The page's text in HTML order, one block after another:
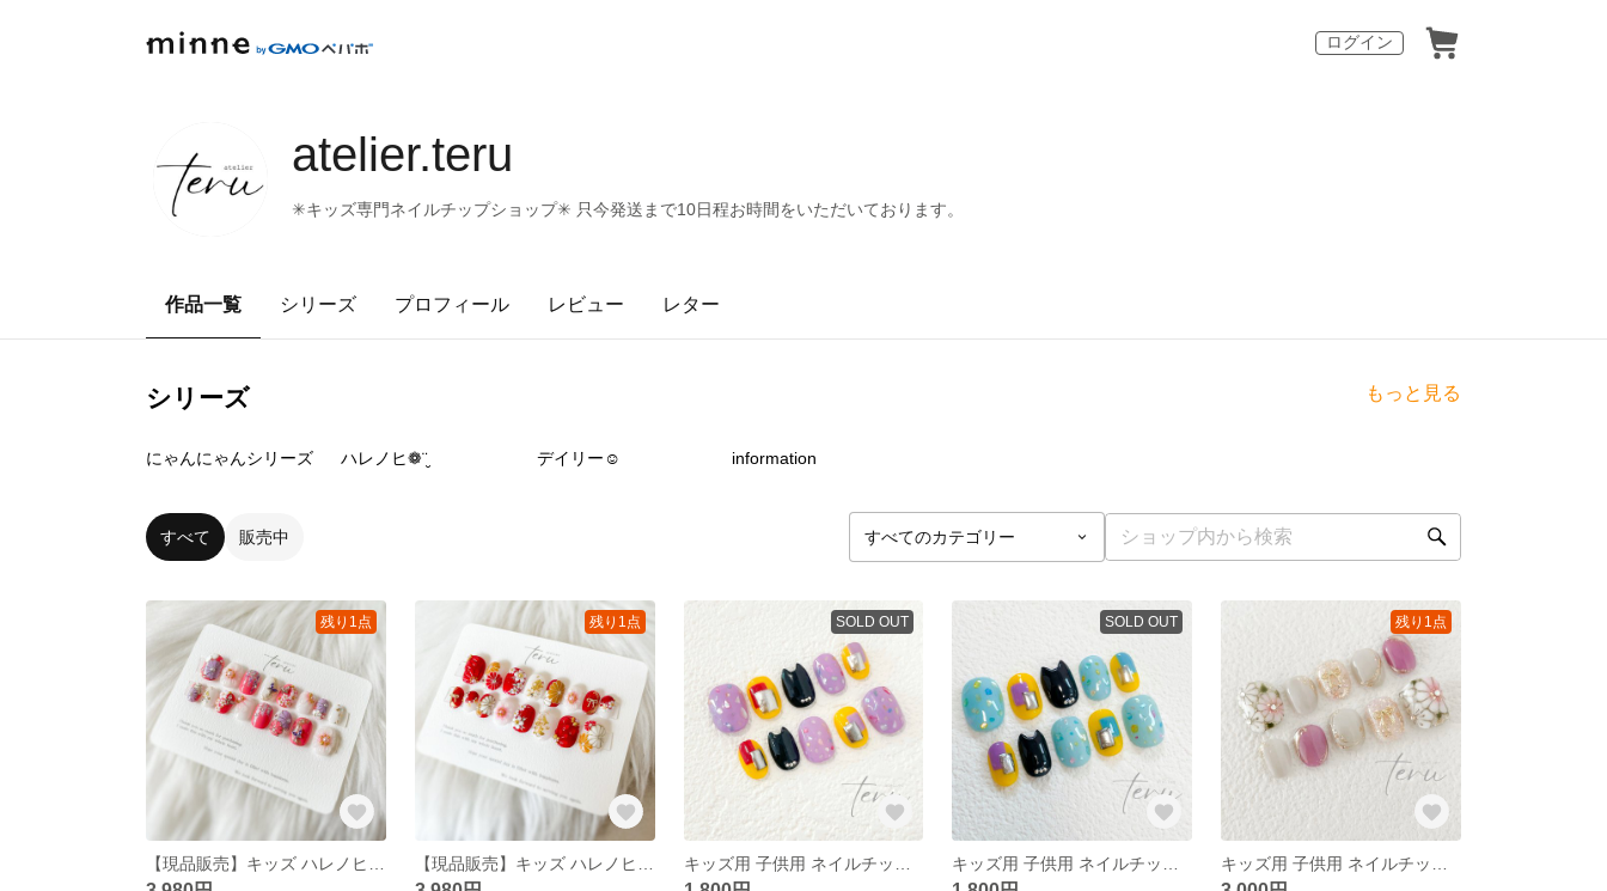
ログイン
atelier.teru
✳︎キッズ専門ネイルチップショップ✳︎ 只今発送まで10日程お時間をいただいております。
作品一覧 シリーズ プロフィール レビュー レター
シリーズ もっと見る
にゃんにゃんシリーズ ハレノヒ❁¨̮ デイリー☺︎ information
すべて 販売中
残り1点 残り1点 SOLD OUT SOLD OUT 残り1点